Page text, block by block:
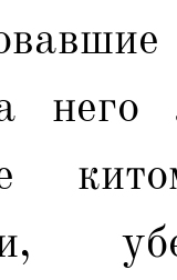
него